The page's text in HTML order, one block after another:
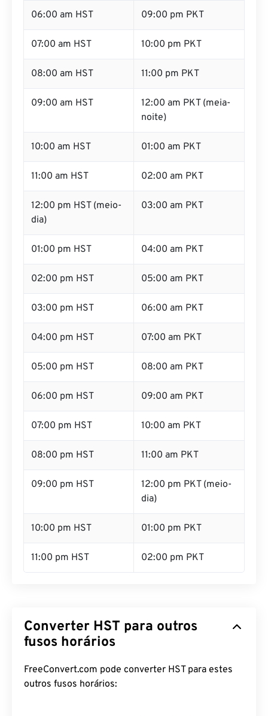
06:00 am HST 09:00 pm PKT
07:00 am HST 10:00 pm PKT
08:00 am HST 11:00 pm PKT
09:00 am HST
12:00 am PKT (meia-
noite)
10:00 am HST 01:00 am PKT
11:00 am HST 02:00 am PKT
12:00 pm HST (meio-
dia)
03:00 am PKT
01:00 pm HST 04:00 am PKT
02:00 pm HST 05:00 am PKT
03:00 pm HST 06:00 am PKT
04:00 pm HST 07:00 am PKT
05:00 pm HST 08:00 am PKT
06:00 pm HST 09:00 am PKT
07:00 pm HST 10:00 am PKT
08:00 pm HST 11:00 am PKT
09:00 pm HST
12:00 pm PKT (meio-
dia)
10:00 pm HST 01:00 pm PKT
11:00 pm HST 02:00 pm PKT
Converter HST para outros
fusos horários
FreeConvert.com pode converter HST para estes
outros fusos horários: